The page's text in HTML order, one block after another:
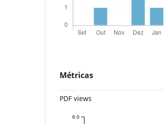
Métricas
PDF views
6.0